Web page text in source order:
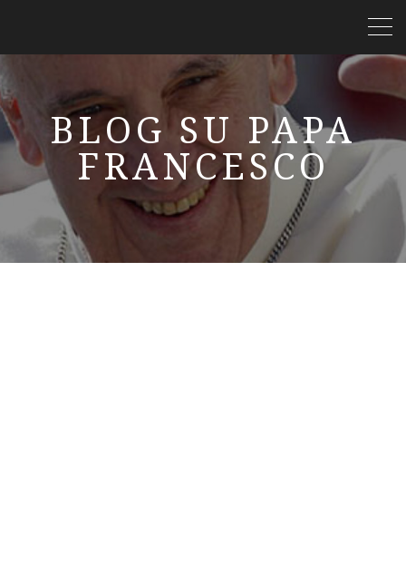
BLOG SU PAPA
FRANCESCO